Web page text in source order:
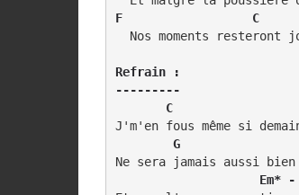
F                  C
Nos moments resteront
Refrain :
---------
       C
J'm'en fous même si
G
Ne sera jamais aussi bien
Em* -